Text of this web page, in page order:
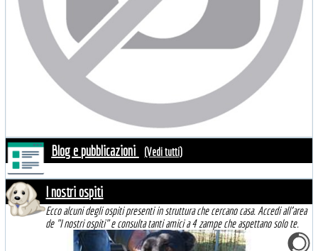
Blog e pubblicazioni (Vedi tutti)
I nostri ospiti
Ecco alcuni degli ospiti presenti in struttura che cercano casa. Accedi all'area
de "I nostri ospiti" e consulta tanti amici a 4 zampe che aspettano solo te.